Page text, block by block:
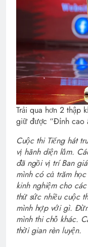
Trải qua hơn 2 thập
giữ được “Đỉnh cao
Cuộc thi Tiếng hát
vị hãnh diện lắm.
đã ngồi vị trí Ban
mình có cả trăm
kinh nghiệm cho
thử sức nhiều cuộc
mình hợp với gì.
mình thi chỗ khác.
thời gian rèn luyện.